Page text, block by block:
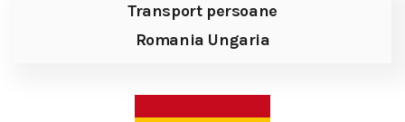
Transport persoane
Romania Ungaria